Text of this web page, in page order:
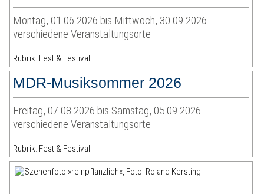
Montag, 01.06.2026 bis Mittwoch, 30.09.2026
verschiedene Veranstaltungsorte
Rubrik: Fest & Festival
MDR-Musiksommer 2026
Freitag, 07.08.2026 bis Samstag, 05.09.2026
verschiedene Veranstaltungsorte
Rubrik: Fest & Festival